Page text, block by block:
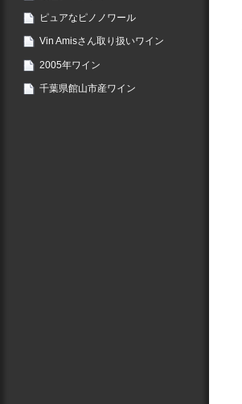
ピュアなピノノワール
Vin Amisさん取り扱いワイン
2005年ワイン
千葉県館山市産ワイン